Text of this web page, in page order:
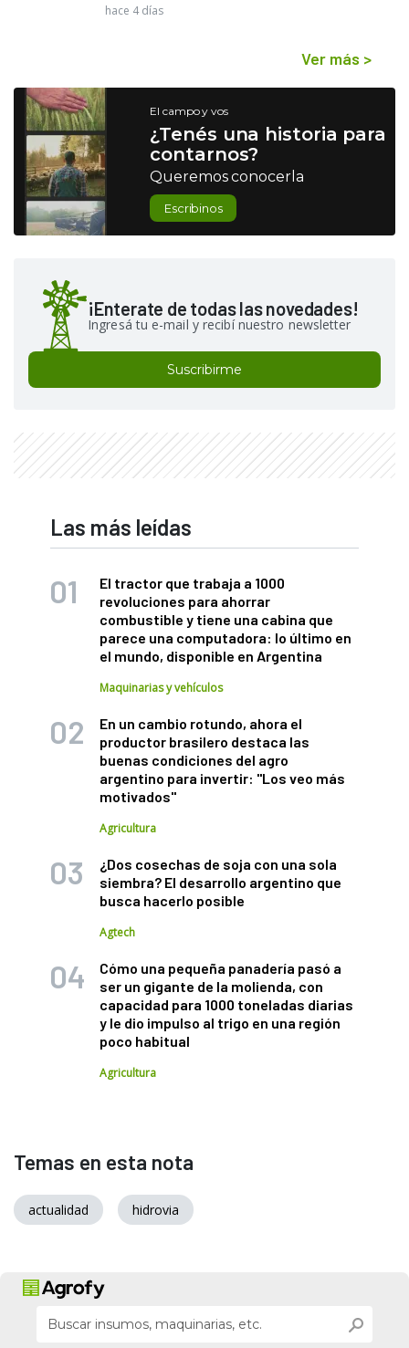
hace 4 días
Ver más >
El campo y vos
¿Tenés una historia para
contarnos?
Queremos conocerla
Escribinos
¡Enterate de todas las novedades!
Ingresá tu e-mail y recibí nuestro newsletter
Suscribirme
Las más leídas
El tractor que trabaja a 1000
revoluciones para ahorrar
combustible y tiene una cabina que
parece una computadora: lo último en
el mundo, disponible en Argentina
Maquinarias y vehículos
En un cambio rotundo, ahora el
productor brasilero destaca las
buenas condiciones del agro
argentino para invertir: "Los veo más
motivados"
Agricultura
¿Dos cosechas de soja con una sola
siembra? El desarrollo argentino que
busca hacerlo posible
Agtech
Cómo una pequeña panadería pasó a
ser un gigante de la molienda, con
capacidad para 1000 toneladas diarias
y le dio impulso al trigo en una región
poco habitual
Agricultura
Temas en esta nota
actualidad hidrovia